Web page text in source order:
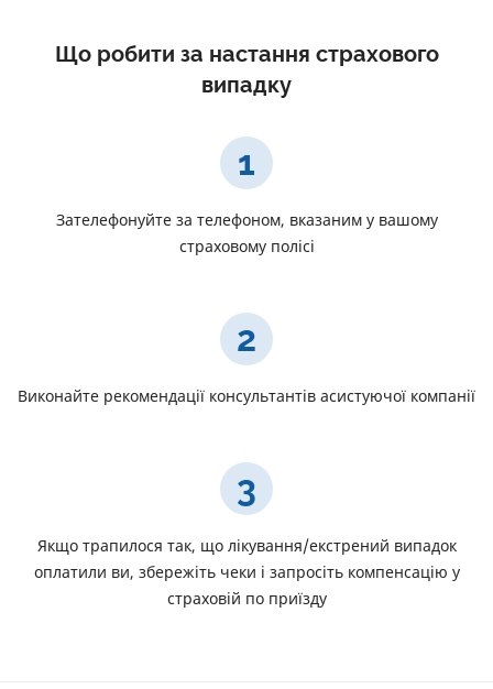
Що робити за настання страхового
випадку
1
Зателефонуйте за телефоном, вказаним у вашому
страховому полісі
2
Виконайте рекомендації консультантів асистуючої компанії
3
Якщо трапилося так, що лікування/екстрений випадок
оплатили ви, збережіть чеки і запросіть компенсацію у
страховій по приїзду